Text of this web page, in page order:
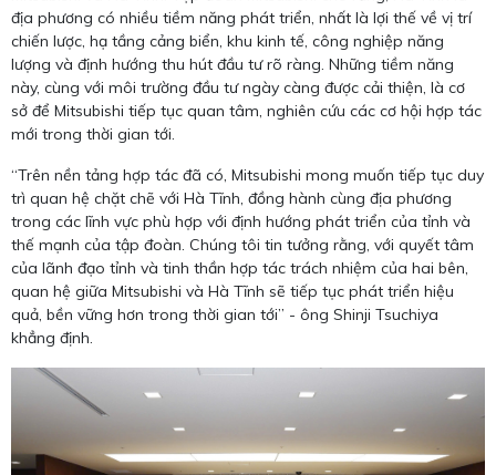
địa phương có nhiều tiềm năng phát triển, nhất là lợi thế về vị trí
chiến lược, hạ tầng cảng biển, khu kinh tế, công nghiệp năng
lượng và định hướng thu hút đầu tư rõ ràng. Những tiềm năng
này, cùng với môi trường đầu tư ngày càng được cải thiện, là cơ
sở để Mitsubishi tiếp tục quan tâm, nghiên cứu các cơ hội hợp tác
mới trong thời gian tới.
“Trên nền tảng hợp tác đã có, Mitsubishi mong muốn tiếp tục duy
trì quan hệ chặt chẽ với Hà Tĩnh, đồng hành cùng địa phương
trong các lĩnh vực phù hợp với định hướng phát triển của tỉnh và
thế mạnh của tập đoàn. Chúng tôi tin tưởng rằng, với quyết tâm
của lãnh đạo tỉnh và tinh thần hợp tác trách nhiệm của hai bên,
quan hệ giữa Mitsubishi và Hà Tĩnh sẽ tiếp tục phát triển hiệu
quả, bền vững hơn trong thời gian tới” - ông Shinji Tsuchiya
khẳng định.